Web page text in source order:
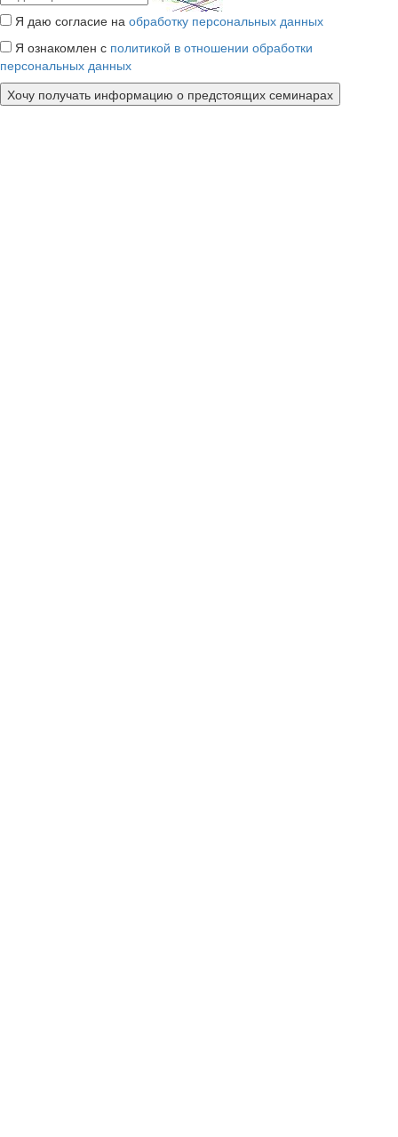
Я даю согласие на обработку персональных данных
Я ознакомлен с политикой в отношении обработки
персональных данных
Хочу получать информацию о предстоящих семинарах